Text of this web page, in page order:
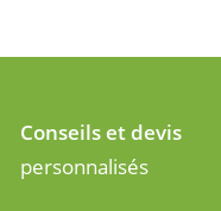
Conseils et devis
personnalisés